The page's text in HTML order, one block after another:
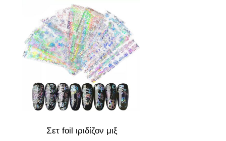
Σετ foil ιριδίζον μιξ